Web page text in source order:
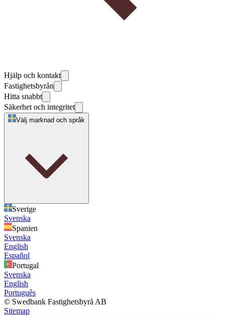
Hjälp och kontakt
Fastighetsbyrån
Hitta snabbt
Säkerhet och integritet
Välj marknad och språk
Sverige
Svenska
Spanien
Svenska
English
Español
Portugal
Svenska
English
Português
© Swedbank Fastighetsbyrå AB
Sitemap